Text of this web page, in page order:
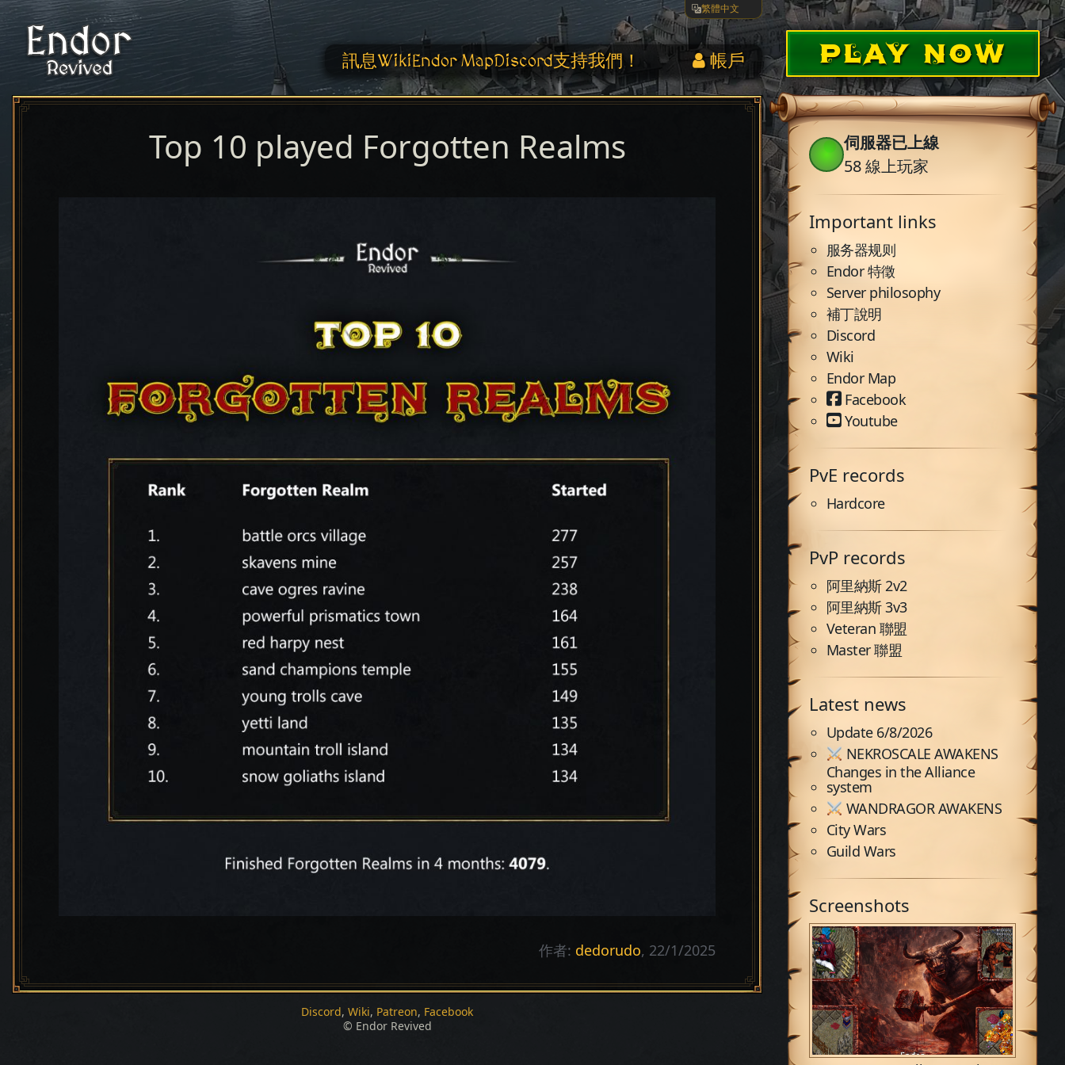
繁體中文
訊息WikiEndor MapDiscord支持我們！ 帳戶
Top 10 played Forgotten Realms
作者: dedorudo, 22/1/2025
© Endor Revived
Discord Wiki Patreon Facebook
PLAY NOW
伺服器已上線
58線上玩家
Important links
服务器规则
Endor 特徵
Server philosophy
補丁說明
Discord
Wiki
Endor Map
Facebook
Youtube
PvE records
Hardcore
PvP records
阿里納斯 2v2
阿里納斯 3v3
Veteran 聯盟
Master 聯盟
Latest news
Update 6/8/2026
NEKROSCALE AWAKENS
Changes in the Alliance
system
WANDRAGOR AWAKENS
City Wars
Guild Wars
Screenshots